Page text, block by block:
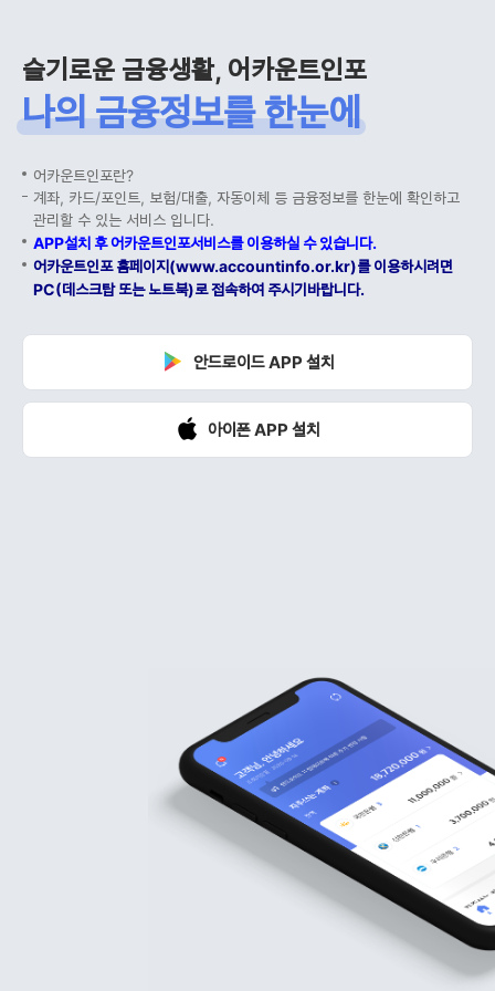
슬기로운 금융생활, 어카운트인포
나의 금융정보를 한눈에
어카운트인포란?
계좌, 카드/포인트, 보험/대출, 자동이체 등 금융정보를 한눈에 확인하고
관리할 수 있는 서비스 입니다.
APP설치 후 어카운트인포서비스를 이용하실 수 있습니다.
어카운트인포 홈페이지(www.accountinfo.or.kr)를 이용하시려면
PC(데스크탑 또는 노트북)로 접속하여 주시기바랍니다.
안드로이드 APP 설치
아이폰 APP 설치